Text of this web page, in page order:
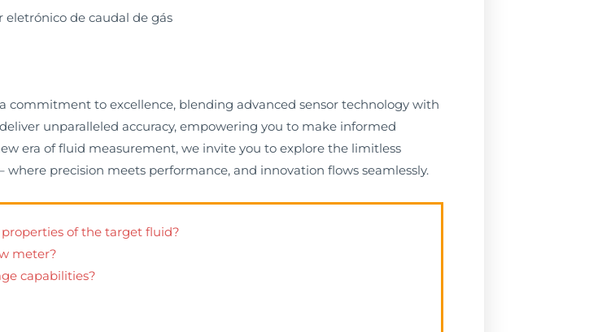
commitment to excellence, blending advanced sensor technology with
unparalleled accuracy, empowering you to make informed
era of fluid measurement, we invite you to explore the limitless
precision meets performance, and innovation flows seamlessly.
of the target fluid?
meter?
capabilities?